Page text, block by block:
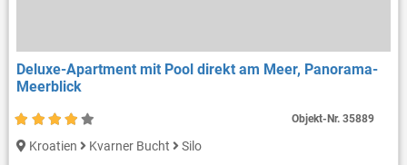
Deluxe-Apartment mit Pool direkt am Meer, Panorama-
Meerblick
Kroatien Kvarner Bucht
Silo
Objekt-Nr.35889